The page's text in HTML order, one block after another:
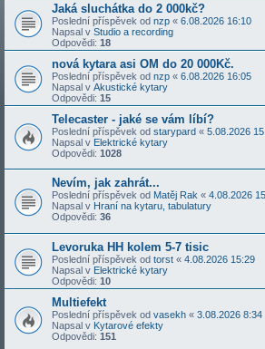
Jaká sluchátka do 2 000kč?
Poslední příspěvek od nzp « 6.08.2026 16:10
Napsal v Studio a recording
Odpovědi: 18
nová kytara asi OM do 20 000Kč.
Poslední příspěvek od nzp « 6.08.2026 16:05
Napsal v Akustické kytary
Odpovědi: 15
Telecaster - jaké se vám líbí?
Poslední příspěvek od starypard « 5.08.2026
Napsal v Elektrické kytary
Odpovědi: 1028
Nevím, jak zahrát...
Poslední příspěvek od Matěj Rak « 4.08.2026
Napsal v Hraní na kytaru, tabulatury
Odpovědi: 36
Levoruka HH kolem 5-7 tisic
Poslední příspěvek od torst « 4.08.2026 15:29
Napsal v Elektrické kytary
Odpovědi: 10
Multiefekt
Poslední příspěvek od vasekh « 3.08.2026 8:34
Napsal v Kytarové efekty
Odpovědi: 151